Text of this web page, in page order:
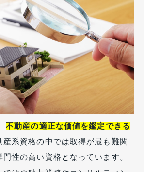
不動産の適正な価値を鑑定できる
産系資格の中では取得が最も難関
性の高い資格となっています。